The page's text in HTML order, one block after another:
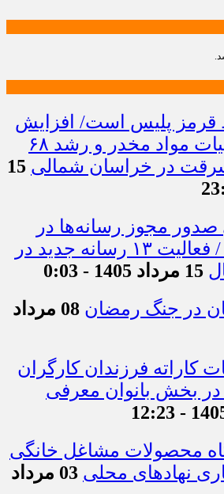
قرمز پلیس است/ افزایش
۴۳ درصدی کشفیات مواد مخدر و رشد ۶۸
در خراسان شمالی 15
صدور مجوز رسانه‌ها در
خراسان شمالی / فعالیت ۱۳ رسانه جدید در
15 مرداد 1405 - 0:03
در جنگ رمضان
08 مرداد
کاراته فرزندان کارگران
بخش بانوان معرفی
محصولات مشاغل خانگی
نهادهای محلی
03 مرداد